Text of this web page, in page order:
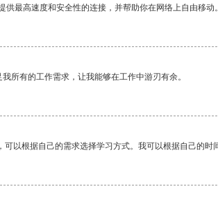
最高速度和安全性的连接，并帮助你在网络上自由移动。
所有的工作需求，让我能够在工作中游刃有余。
以根据自己的需求选择学习方式。我可以根据自己的时